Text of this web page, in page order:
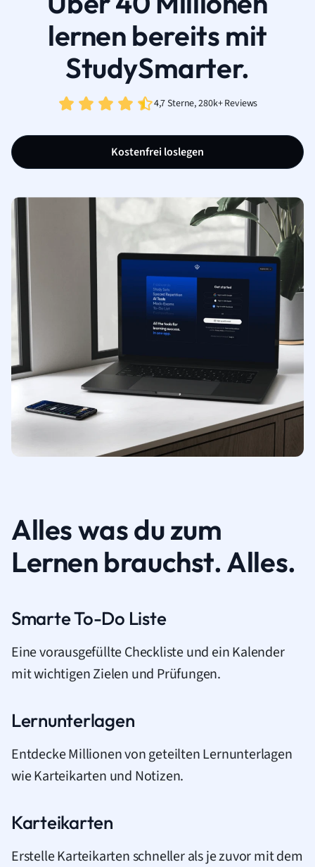
lernen bereits mit
StudySmarter.
4,7 Sterne, 280k+ Reviews
Kostenfrei loslegen
Alles was du zum
Lernen brauchst. Alles.
Smarte To-Do Liste
Eine vorausgefüllte Checkliste und ein Kalender
mit wichtigen Zielen und Prüfungen.
Lernunterlagen
Entdecke Millionen von geteilten Lernunterlagen
wie Karteikarten und Notizen.
Karteikarten
Erstelle Karteikarten schneller als je zuvor mit dem